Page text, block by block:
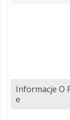
Informacje O
E